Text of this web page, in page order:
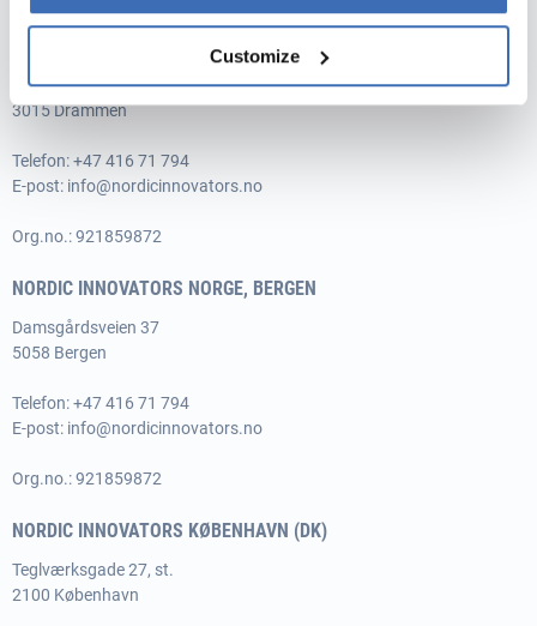
Customize
NORDIC INNOVATORS NORGE, DRAMMEN
AmtmandBloms gate 1
3015 Drammen
Telefon: +47 416 71 794
E-post: info@nordicinnovators.no
Org.no.: 921859872
NORDIC INNOVATORS NORGE, BERGEN
Damsgårdsveien 37
5058 Bergen
Telefon: +47 416 71 794
E-post: info@nordicinnovators.no
Org.no.: 921859872
NORDIC INNOVATORS KØBENHAVN (DK)
Teglværksgade 27, st.
2100 København